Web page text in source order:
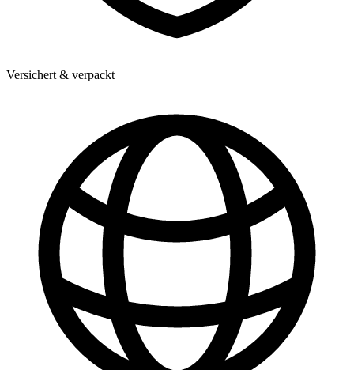
Versichert & verpackt